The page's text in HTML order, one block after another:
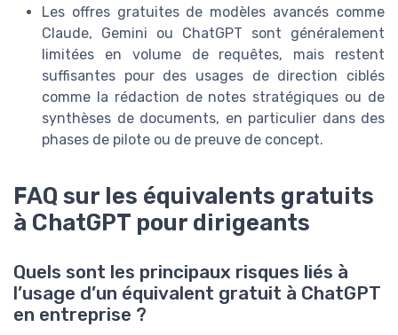
Les offres gratuites de modèles avancés comme
Claude, Gemini ou ChatGPT sont généralement
limitées en volume de requêtes, mais restent
suffisantes pour des usages de direction ciblés
comme la rédaction de notes stratégiques ou de
synthèses de documents, en particulier dans des
phases de pilote ou de preuve de concept.
FAQ sur les équivalents gratuits
à ChatGPT pour dirigeants
Quels sont les principaux risques liés à
l’usage d’un équivalent gratuit à ChatGPT
en entreprise ?